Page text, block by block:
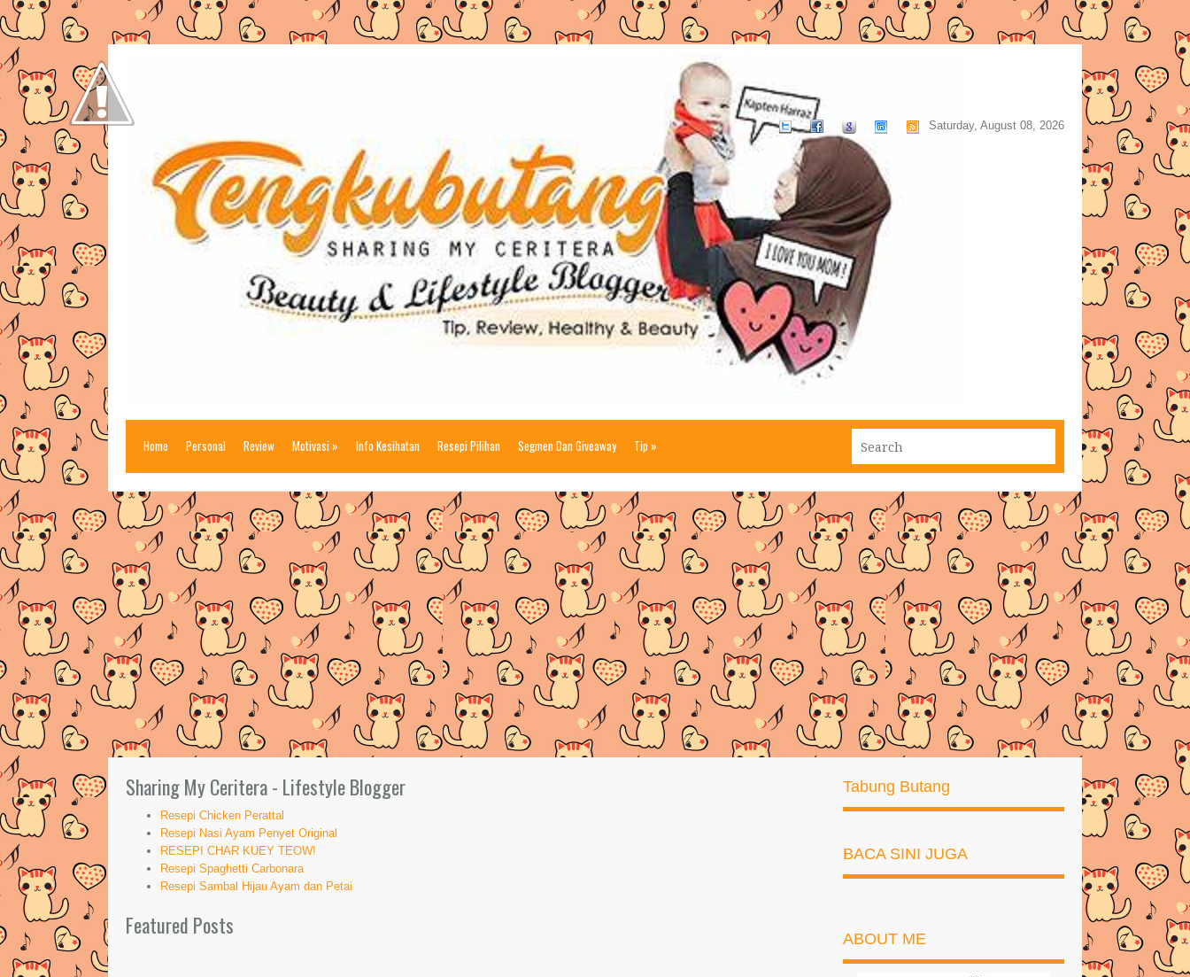
Saturday, August 08, 2026
Home Personal Review Motivasi » Info Kesihatan Resepi Pilihan Segmen Dan Giveaway Tip »
Sharing My Ceritera - Lifestyle Blogger
Resepi Chicken Perattal
Resepi Nasi Ayam Penyet Original
RESEPI CHAR KUEY TEOW!
Resepi Spaghetti Carbonara
Resepi Sambal Hijau Ayam dan Petai
Featured Posts
Tabung Butang
BACA SINI JUGA
ABOUT ME